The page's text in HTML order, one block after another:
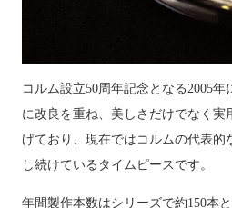
コルム設立50周年記念となる 2005年
に改良を重ね、美しさだけでなく実
げており、現在ではコルムの代表的
し続けているタイムピースです。
年間製作本数はシリーズで約150本